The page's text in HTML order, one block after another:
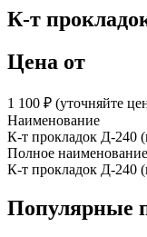
К-т
Цена от
1 100 ₽︁ (уточняйте
Наименование
К-т прокладок Д-
Полное наименование
К-т прокладок Д-
Популярные